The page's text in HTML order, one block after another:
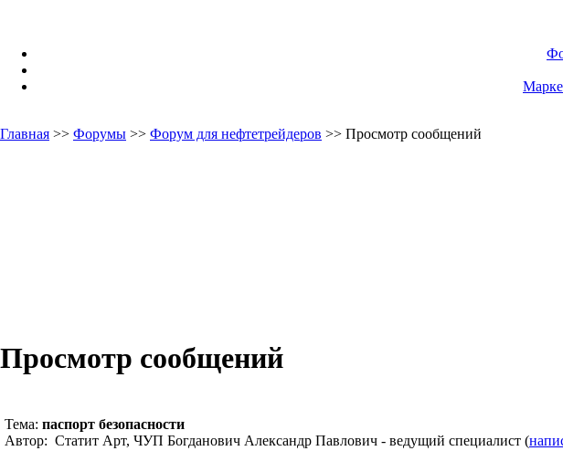
Главная >> Форумы >> Форум для нефтетрейдеров >> Просмотр сообщений
Просмотр сообщений
Тема: паспорт безопасности
Автор: Статит Арт, ЧУП Богданович Александр Павлович - ведущий специалист (